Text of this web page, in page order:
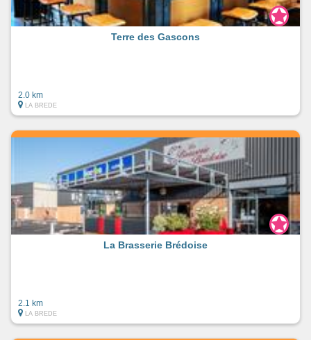
Terre des Gascons
2.0 km
LA BREDE
La Brasserie Brédoise
2.1 km
LA BREDE